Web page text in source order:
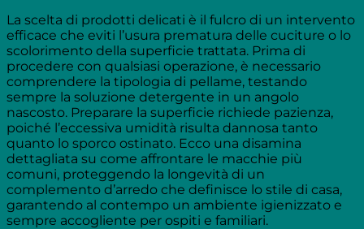
La scelta di prodotti delicati è il fulcro di un intervento
efficace che eviti l’usura prematura delle cuciture o lo
scolorimento della superficie trattata. Prima di
procedere con qualsiasi operazione, è necessario
comprendere la tipologia di pellame, testando
sempre la soluzione detergente in un angolo
nascosto. Preparare la superficie richiede pazienza,
poiché l’eccessiva umidità risulta dannosa tanto
quanto lo sporco ostinato. Ecco una disamina
dettagliata su come affrontare le macchie più
comuni, proteggendo la longevità di un
complemento d’arredo che definisce lo stile di casa,
garantendo al contempo un ambiente igienizzato e
sempre accogliente per ospiti e familiari.